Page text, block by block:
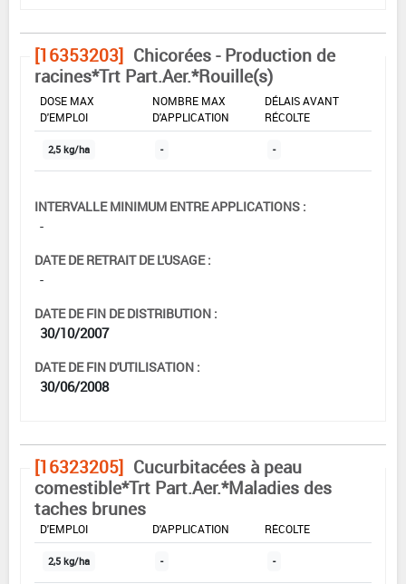
[16353203] Chicorées - Production de
racines*Trt Part.Aer.*Rouille(s)
DOSE MAX
D'EMPLOI
NOMBRE MAX
D'APPLICATION
DÉLAIS AVANT
RÉCOLTE
2,5 kg/ha - -
INTERVALLE MINIMUM ENTRE APPLICATIONS :
-
DATE DE RETRAIT DE L'USAGE :
-
DATE DE FIN DE DISTRIBUTION :
30/10/2007
DATE DE FIN D'UTILISATION :
30/06/2008
[16323205] Cucurbitacées à peau
comestible*Trt Part.Aer.*Maladies des
taches brunes
DOSE MAX
D'EMPLOI
D'APPLICATION
RÉCOLTE
2,5 kg/ha - -